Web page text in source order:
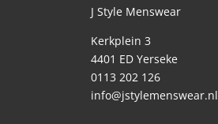
J Style Menswear
Kerkplein 3
4401 ED Yerseke
0113 202 126
info@jstylemenswear.nl